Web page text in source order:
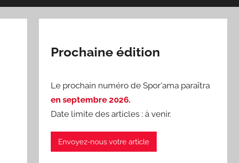
Prochaine édition
Le prochain numéro de Spor'ama paraîtra
en septembre 2026.
Date limite des articles : à venir.
Envoyez-nous votre article